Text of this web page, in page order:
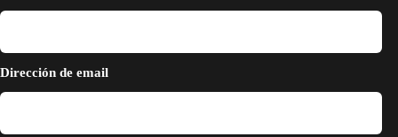
Dirección de email